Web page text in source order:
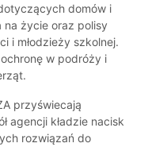
domów i
na życie oraz polisy
i młodzieży szkolnej.
w podróży i
przyświecają
agencji kładzie nacisk
rozwiązań do